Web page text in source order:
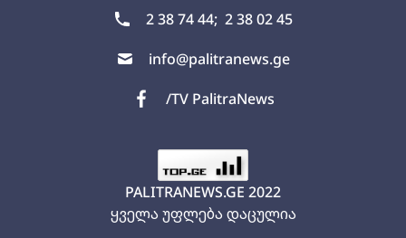
2 38 74 44; 2 38 02 45
info@palitranews.ge
/TV PalitraNews
PALITRANEWS.GE 2022
ყველა უფლება დაცულია